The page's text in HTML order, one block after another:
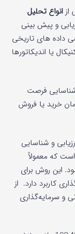
از انواع تحلیل
و پیش‌ بینی
داده‌ های تاریخی
یا اندیکاتورها
شناسایی فرصت
خرید یا فروش
و شناسایی
که معمولاً
این روش برای
کاربرد دارد. از
و سرمایه‌گذاری